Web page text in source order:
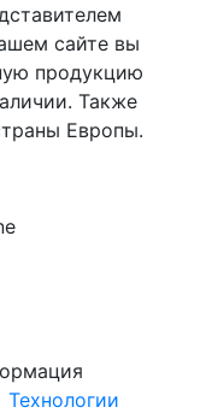
сайте вы
продукцию
Также
Европы.
Технологии